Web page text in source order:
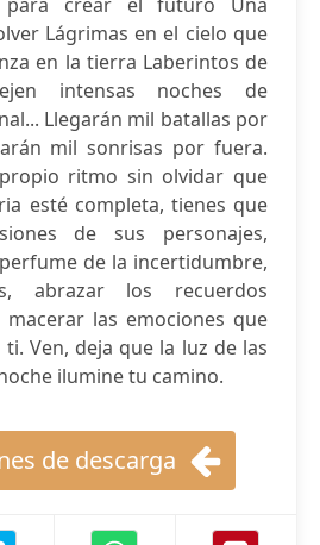
Lágrimas en el cielo que
en la tierra Laberintos de
intensas noches de
Llegarán mil batallas por
mil sonrisas por fuera.
ritmo sin olvidar que
esté completa, tienes que
de sus personajes,
de la incertidumbre,
abrazar los recuerdos
las emociones que
Ven, deja que la luz de las
ilumine tu camino.
de descarga